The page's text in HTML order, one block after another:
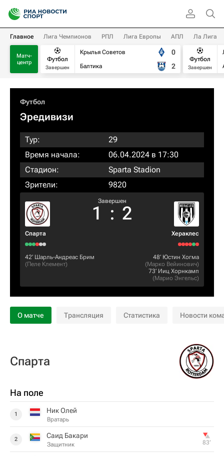
Главное Лига Чемпионов РПЛ Лига Европы АПЛ Ла Лига
Матч-
центр
Футбол
Завершен
Крылья Советов
Балтика
0
2
Футбол
Завершен
Футбол
Эредивизи
Тур:
29
Время начала:
06.04.2024 в 17:30
Стадион:
Sparta Stadion
Зрители:
9820
Спарта
Завершен
1 : 2
Хераклес
42‎’‎ Шарль-Андреас Брим
(Пеле Клемент)
48‎’‎ Юстин Хогма
(Марко Вейинович)
73‎’‎ Ииц Хорнкамп
(Марио Энгельс)
О матче Трансляция Статистика Новости
Спарта
На поле
1 Ник Олей
Вратарь
2 Саид Бакари
Защитник 83‎’‎